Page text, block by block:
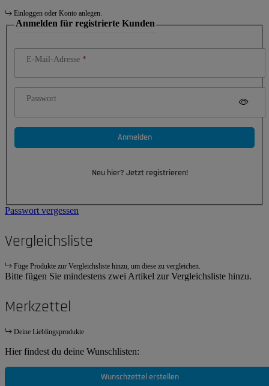
Einloggen oder Konto anlegen.
Anmelden für registrierte Kunden
E-Mail-Adresse
Passwort
Anmelden
Neu hier? Jetzt registrieren!
Passwort vergessen
Vergleichsliste
Füge Produkte zur Vergleichsliste hinzu, um diese zu vergleichen.
Bitte fügen Sie mindestens zwei Artikel zur Vergleichsliste hinzu.
Merkzettel
Deine Lieblingsprodukte
Hier findest du deine Wunschlisten:
Wunschzettel erstellen